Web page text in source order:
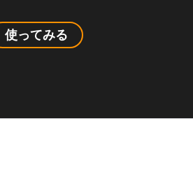
使ってみる